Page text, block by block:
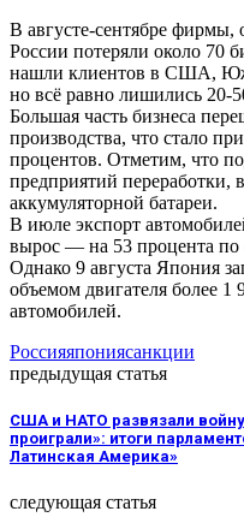
В августе-сентябре
России потеряли около 70
нашли клиентов в США,
но всё равно лишились 20-
Большая часть бизнеса
производства, что стало
процентов. Отметим, что
предприятий переработки,
аккумуляторной батареи.
В июле экспорт
вырос — на 53 процента
Однако 9 августа Япония
объемом двигателя более
автомобилей.
Россияяпониясанкции
предыдущая статья
США и НАТО развязали
проиграли»: итоги
Латинская Америка»
следующая статья